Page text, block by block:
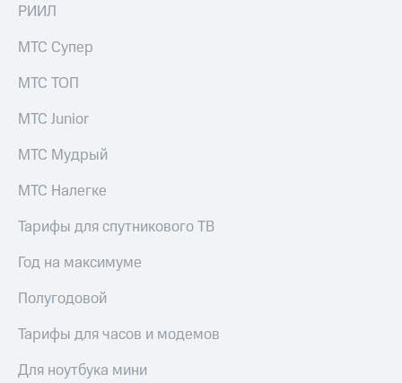
РИИЛ
МТС Супер
МТС ТОП
МТС Junior
МТС Мудрый
МТС Налегке
Тарифы для спутникового ТВ
Год на максимуме
Полугодовой
Тарифы для часов и модемов
Для ноутбука мини